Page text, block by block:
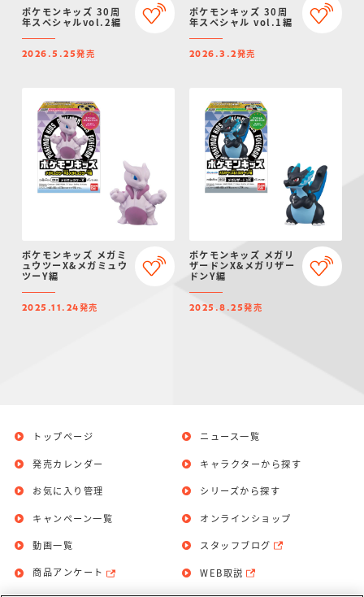
ポケモンキッズ 30周
年スペシャルvol.2編
2026.5.25発売
ポケモンキッズ 30周
年スペシャル vol.1編
2026.3.2発売
ポケモンキッズ メガミ
ュウツーX&メガミュウ
ツーY編
2025.11.24発売
ポケモンキッズ メガリ
ザードンX&メガリザー
ドンY編
2025.8.25発売
トップページ
発売カレンダー
お気に入り管理
ニュース一覧
キャラクターから探す
シリーズから探す
キャンペーン一覧
動画一覧
商品アンケート
オンラインショップ
スタッフブログ
WEB取説